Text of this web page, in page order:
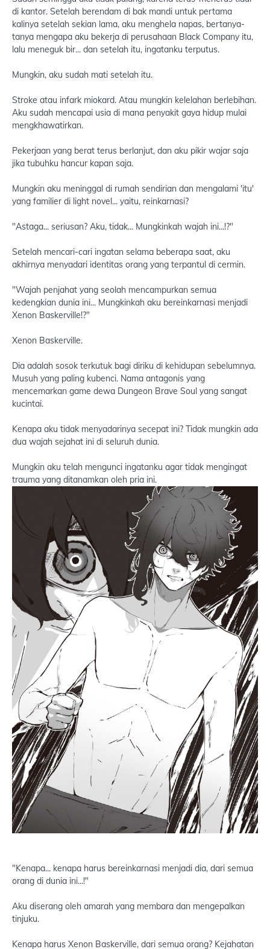
di kantor. Setelah berendam di bak mandi untuk pertama
kalinya setelah sekian lama, aku menghela napas, bertanya-
tanya mengapa aku bekerja di perusahaan Black Company itu,
lalu meneguk bir... dan setelah itu, ingatanku terputus.
Mungkin, aku sudah mati setelah itu.
Stroke atau infark miokard. Atau mungkin kelelahan berlebihan.
Aku sudah mencapai usia di mana penyakit gaya hidup mulai
mengkhawatirkan.
Pekerjaan yang berat terus berlanjut, dan aku pikir wajar saja
jika tubuhku hancur kapan saja.
Mungkin aku meninggal di rumah sendirian dan mengalami 'itu'
yang familier di light novel... yaitu, reinkarnasi?
"Astaga... seriusan? Aku, tidak... Mungkinkah wajah ini...!?"
Setelah mencari-cari ingatan selama beberapa saat, aku
akhirnya menyadari identitas orang yang terpantul di cermin.
"Wajah penjahat yang seolah mencampurkan semua
kedengkian dunia ini... Mungkinkah aku bereinkarnasi menjadi
Xenon Baskerville!?"
Xenon Baskerville.
Dia adalah sosok terkutuk bagi diriku di kehidupan sebelumnya.
Musuh yang paling kubenci. Nama antagonis yang
mencemarkan game dewa Dungeon Brave Soul yang sangat
kucintai.
Kenapa aku tidak menyadarinya secepat ini? Tidak mungkin ada
dua wajah sejahat ini di seluruh dunia.
Mungkin aku telah mengunci ingatanku agar tidak mengingat
trauma yang ditanamkan oleh pria ini.
"Kenapa... kenapa harus bereinkarnasi menjadi dia, dari semua
orang di dunia ini...!"
Aku diserang oleh amarah yang membara dan mengepalkan
tinjuku.
Kenapa harus Xenon Baskerville, dari semua orang? Kejahatan